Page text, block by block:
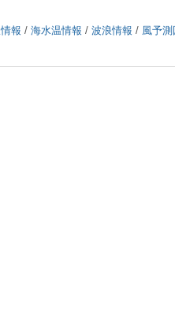
報 / 海水温情報 / 波浪情報 / 風予測